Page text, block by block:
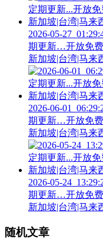
2026-05-
期更新…开放免
新加坡|台湾|马来
2026-06-
期更新…开放免
新加坡|台湾|马来
2026-05-
期更新…开放免
新加坡|台湾|马来
随机文章